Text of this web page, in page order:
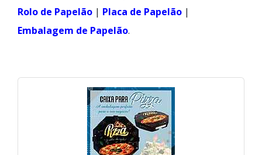
Rolo de Papelão | Placa de Papelão |
Embalagem de Papelão.